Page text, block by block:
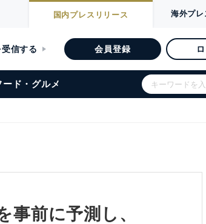
国内プレスリリース 海外プレ
信する 会員登録
ード・グルメ
事前に予測し、